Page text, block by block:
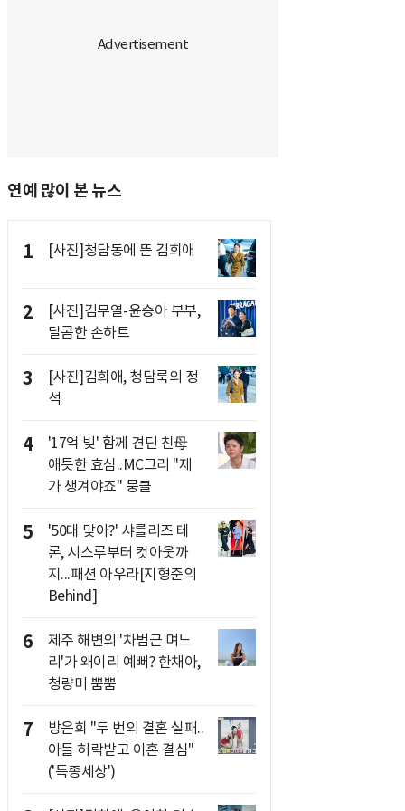
연예 많이 본 뉴스
1 [사진]청담동에 뜬 김희애
2
[사진]김무열-윤승아 부부,
달콤한 손하트
3
[사진]김희애, 청담룩의 정
석
4
'17억 빚' 함께 견딘 친母
애틋한 효심..MC그리 "제
가 챙겨야죠" 뭉클
5
'50대 맞아?' 샤를리즈 테
론, 시스루부터 컷아웃까
지...패션 아우라[지형준의
Behind]
6
제주 해변의 '차범근 며느
리'가 왜이리 예뻐? 한채아,
청량미 뿜뿜
7
방은희 "두 번의 결혼 실패..
아들 허락받고 이혼 결심"
('특종세상')